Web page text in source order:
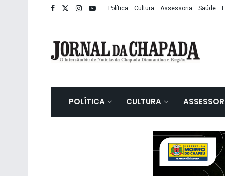
Política Cultura Assessoria Saúde
POLÍTICA CULTURA